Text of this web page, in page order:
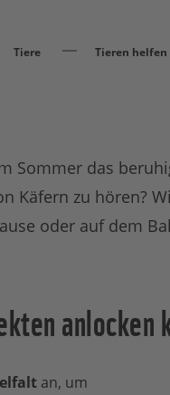
Tiere Tieren helfen
Sommer das
Käfern zu hören?
oder auf dem
anlocken
an, um